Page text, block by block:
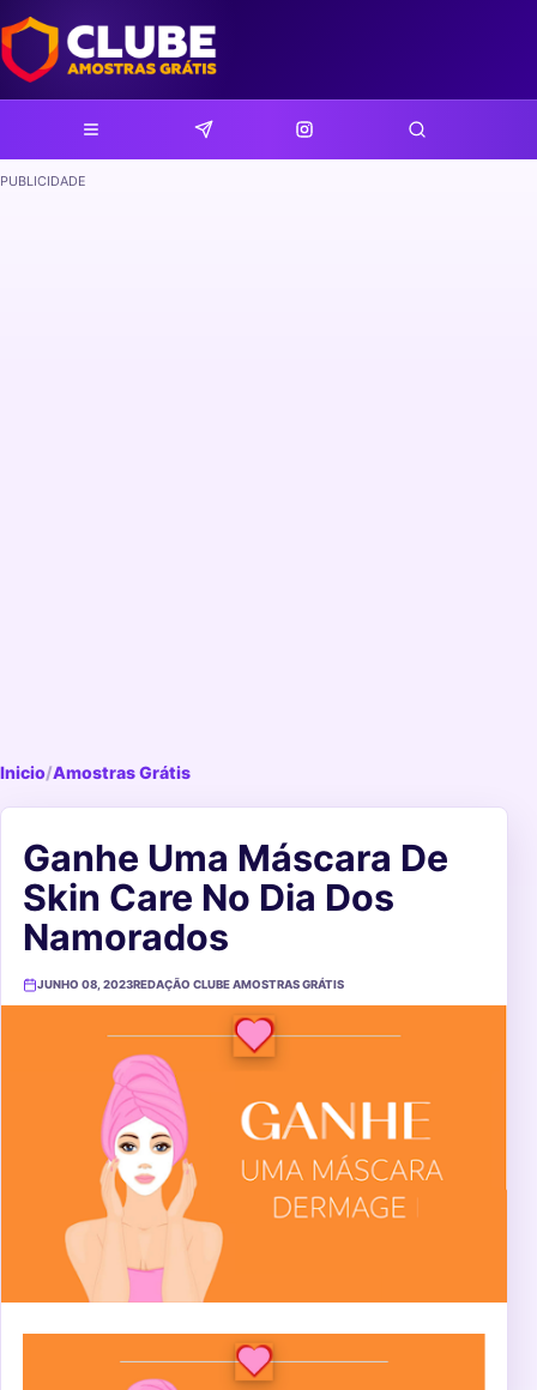
PUBLICIDADE
Inicio/Amostras Grátis
Ganhe Uma Máscara De
Skin Care No Dia Dos
Namorados
JUNHO 08, 2023REDAÇÃO CLUBE AMOSTRAS GRÁTIS